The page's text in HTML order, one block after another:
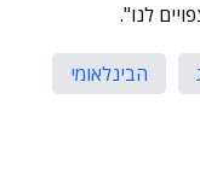
לנו".
הבינלאומי